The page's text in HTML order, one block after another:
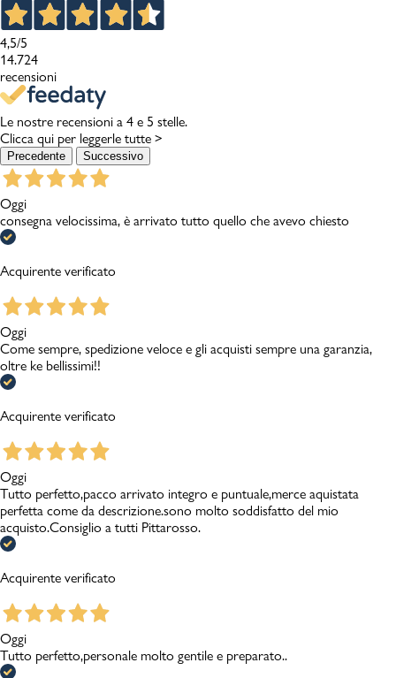
4,5/5
14.724
recensioni
Le nostre recensioni a 4 e 5 stelle.
Clicca qui per leggerle tutte >
Precedente Successivo
Oggi
consegna velocissima, è arrivato tutto quello che avevo chiesto
Acquirente verificato
Oggi
Come sempre, spedizione veloce e gli acquisti sempre una garanzia,
oltre ke bellissimi!!
Acquirente verificato
Oggi
Tutto perfetto,pacco arrivato integro e puntuale,merce aquistata
perfetta come da descrizione.sono molto soddisfatto del mio
acquisto.Consiglio a tutti Pittarosso.
Acquirente verificato
Oggi
Tutto perfetto,personale molto gentile e preparato..